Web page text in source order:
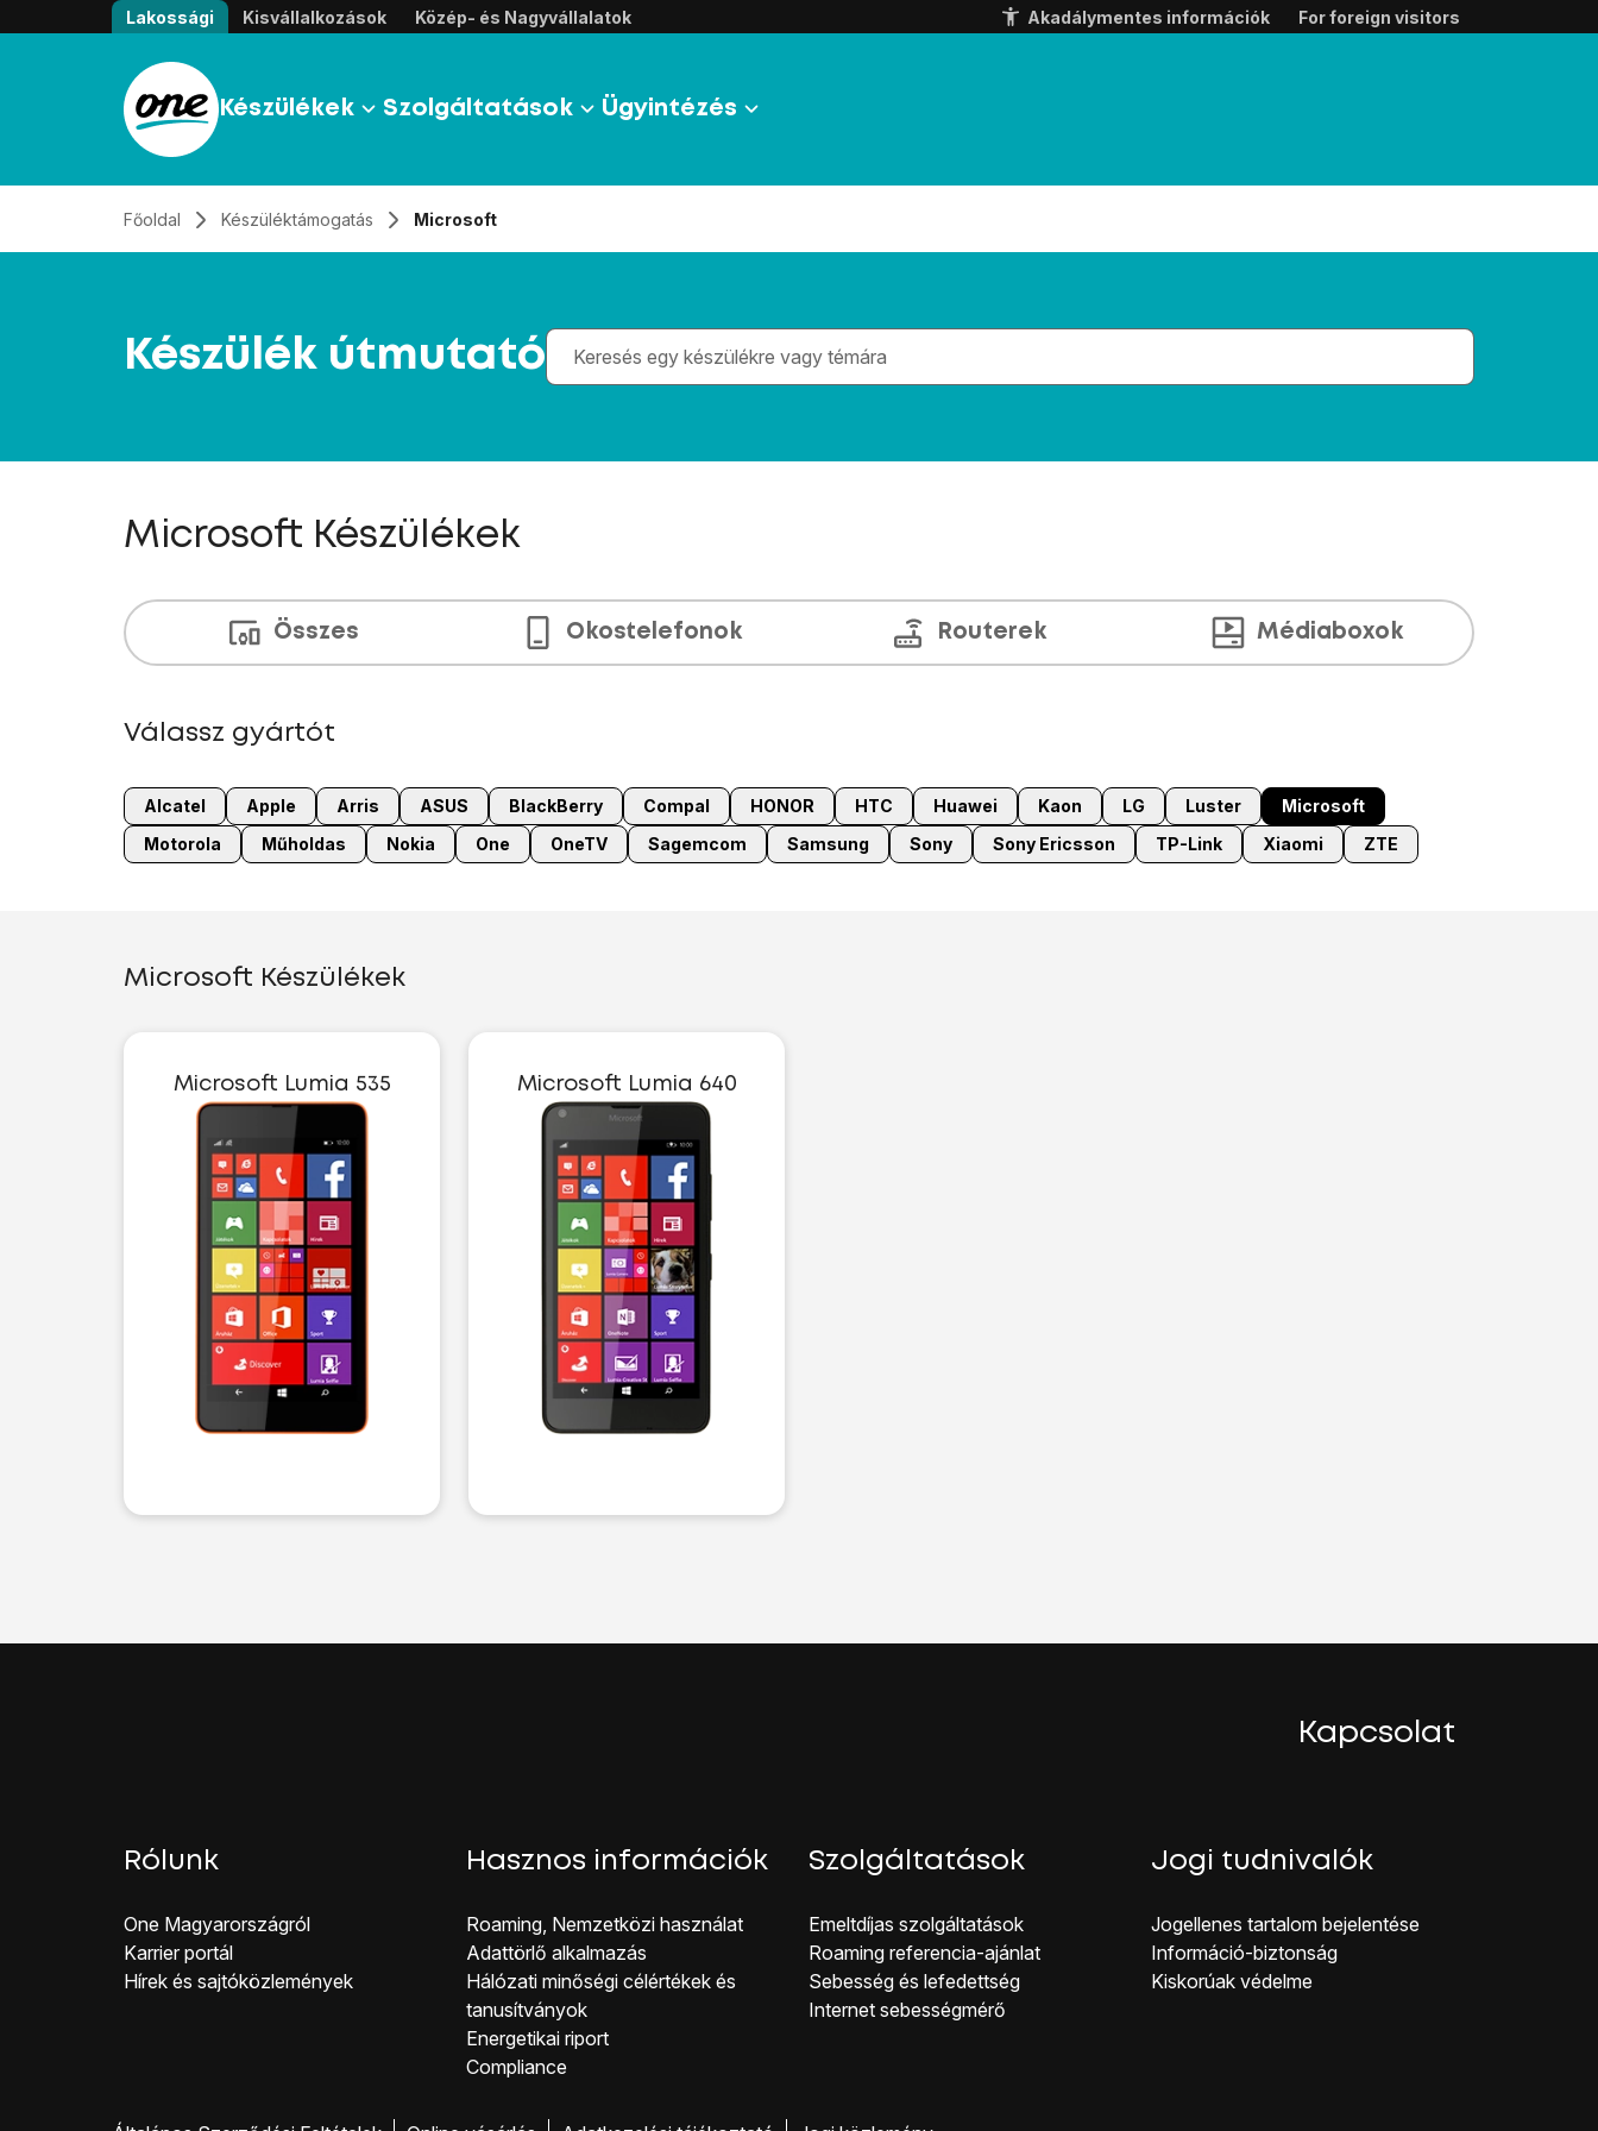
Átugrás, tovább a tartalomhoz
Lakossági Kisvállalkozások Közép- és Nagyvállalatok Akadálymentes információk For foreign visitors
Készülékek Szolgáltatások Ügyintézés
Főoldal Készüléktámogatás Microsoft
Készülék útmutatóGépelés közben megjelennek a keresési javaslatok a mező alatt
Microsoft Készülékek
Összes Okostelefonok Routerek Médiaboxok
Válassz gyártót
Alcatel Apple Arris ASUS BlackBerry Compal HONOR HTC Huawei Kaon LG Luster
Microsoft
Motorola
Műholdas Nokia One OneTV Sagemcom Samsung Sony Sony Ericsson TP-Link Xiaomi ZTE
Microsoft Készülékek
Microsoft Lumia 535 Microsoft Lumia 640
Kapcsolat
Rólunk
One Magyar országról
Karrier portál
Hírek és sajtóközlemények
Hasznos információk
Roaming, Nemzetközi használat
Adattörlő alkalmazás
Hálózati minőségi célérté kek és
tanusítványok
Energetikai riport
Co mpliance
Szolgáltatások
Emeltdíjas szolgáltatások
Roaming referencia-ajánlat
Sebesség és lefedettség
Internet sebességmérő
Jogi tudnivalók
Jogellenes ta rtalom bejelentése
Inf ormáció-biztonság
Kiskorúak véd elme